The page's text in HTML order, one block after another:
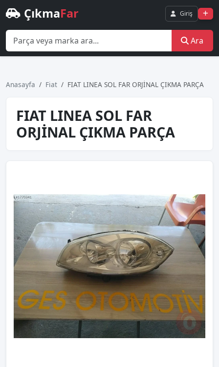
ÇıkmaFar Giriş
Ara
Anasayfa Fiat FIAT LINEA SOL FAR ORJİNAL ÇIKMA PARÇA
FIAT LINEA SOL FAR
ORJİNAL ÇIKMA PARÇA